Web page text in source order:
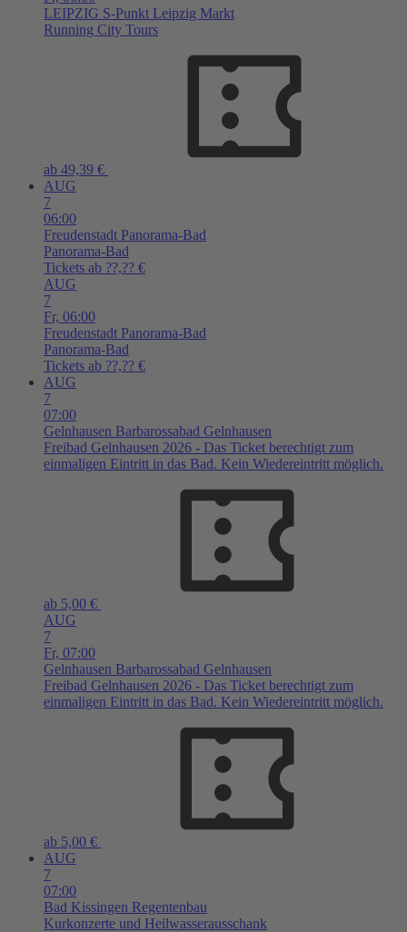
LEIPZIG S-Punkt Leipzig Markt
Running City Tours
ab 49,39 €
AUG
7
06:00
Freudenstadt Panorama-Bad
Panorama-Bad
Tickets ab ??,?? €
AUG
7
Fr, 06:00
Freudenstadt Panorama-Bad
Panorama-Bad
Tickets ab ??,?? €
AUG
7
07:00
Gelnhausen Barbarossabad Gelnhausen
Freibad Gelnhausen 2026 - Das Ticket berechtigt zum
einmaligen Eintritt in das Bad. Kein Wiedereintritt möglich.
ab 5,00 €
AUG
7
Fr, 07:00
Gelnhausen Barbarossabad Gelnhausen
Freibad Gelnhausen 2026 - Das Ticket berechtigt zum
einmaligen Eintritt in das Bad. Kein Wiedereintritt möglich.
ab 5,00 €
AUG
7
07:00
Bad Kissingen Regentenbau
Kurkonzerte und Heilwasserausschank